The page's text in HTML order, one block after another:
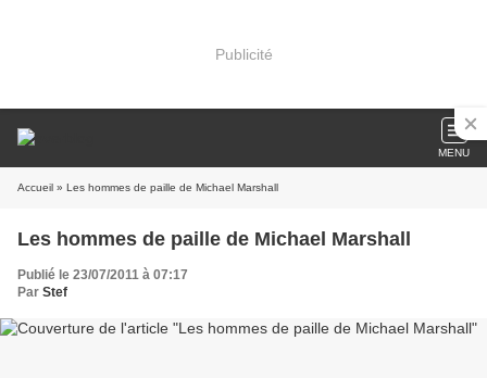
Publicité
MENU
Accueil » Les hommes de paille de Michael Marshall
Les hommes de paille de Michael Marshall
Publié le 23/07/2011 à 07:17
Par Stef